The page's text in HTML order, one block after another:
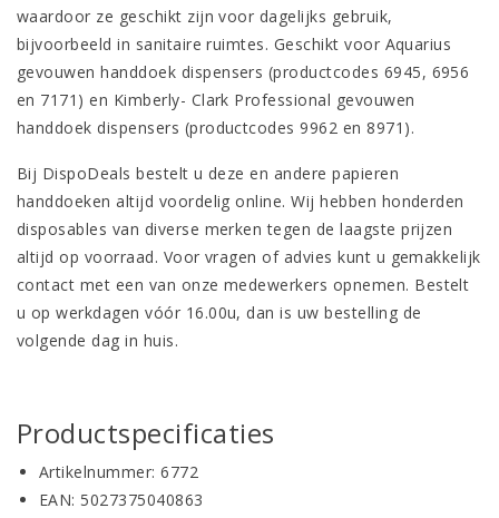
waardoor ze geschikt zijn voor dagelijks gebruik,
bijvoorbeeld in sanitaire ruimtes. Geschikt voor Aquarius
gevouwen handdoek dispensers (productcodes 6945, 6956
en 7171) en Kimberly- Clark Professional gevouwen
handdoek dispensers (productcodes 9962 en 8971).
Bij DispoDeals bestelt u deze en andere papieren
handdoeken altijd voordelig online. Wij hebben honderden
disposables van diverse merken tegen de laagste prijzen
altijd op voorraad. Voor vragen of advies kunt u gemakkelijk
contact met een van onze medewerkers opnemen. Bestelt
u op werkdagen vóór 16.00u, dan is uw bestelling de
volgende dag in huis.
Productspecificaties
Artikelnummer: 6772
EAN: 5027375040863